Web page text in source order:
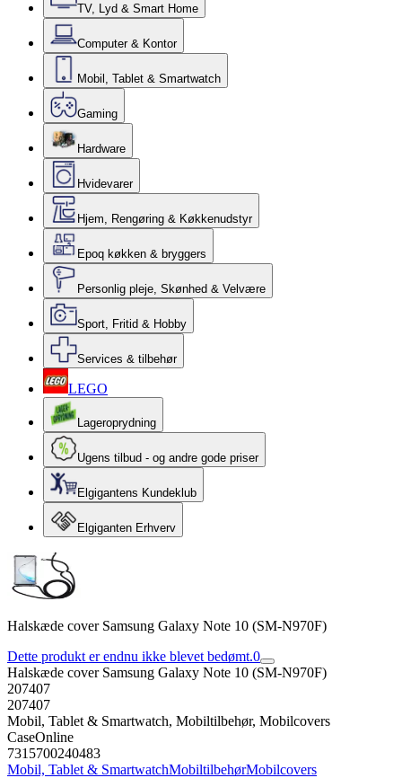
TV, Lyd & Smart Home
Computer & Kontor
Mobil, Tablet & Smartwatch
Gaming
Hardware
Hvidevarer
Hjem, Rengøring & Køkkenudstyr
Epoq køkken & bryggers
Personlig pleje, Skønhed & Velvære
Sport, Fritid & Hobby
Services & tilbehør
LEGO
Lageroprydning
Ugens tilbud - og andre gode priser
Elgigantens Kundeklub
Elgiganten Erhverv
Halskæde cover Samsung Galaxy Note 10 (SM-N970F)
Dette produkt er endnu ikke blevet bedømt.0
Halskæde cover Samsung Galaxy Note 10 (SM-N970F)
207407
207407
Mobil, Tablet & Smartwatch, Mobiltilbehør, Mobilcovers
CaseOnline
7315700240483
Mobil, Tablet & SmartwatchMobiltilbehørMobilcovers